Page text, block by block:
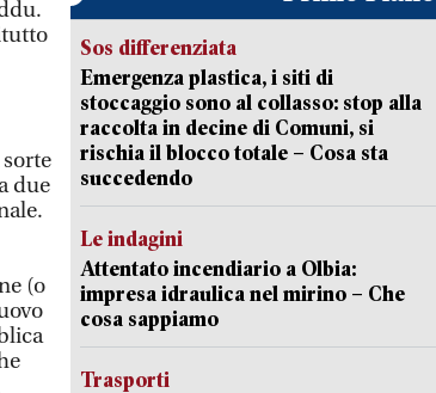
due
(o
Sos differenziata
Emergenza plastica, i siti di
stoccaggio sono al collasso: stop alla
raccolta in decine di Comuni, si
rischia il blocco totale – Cosa sta
succedendo
Le indagini
Attentato incendiario a Olbia:
impresa idraulica nel mirino – Che
cosa sappiamo
Trasporti